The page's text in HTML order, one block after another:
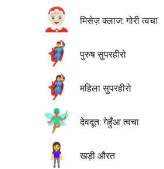
🤶🏻 मिसेज़ क्लाज: गोरी त्वचा
🦸‍♂️ पुरुष सुपरहीरो
🦸‍♀️ महिला सुपरहीरो
🧚🏽‍♂️ देवदूत: गेहुँआ त्वचा
🧍‍♀️ खड़ी औरत